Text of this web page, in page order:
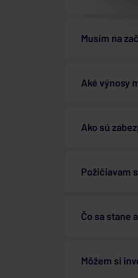
Musím na
Aké výnosy
Ako sú
Požičiavam
Čo sa stane
Môžem si